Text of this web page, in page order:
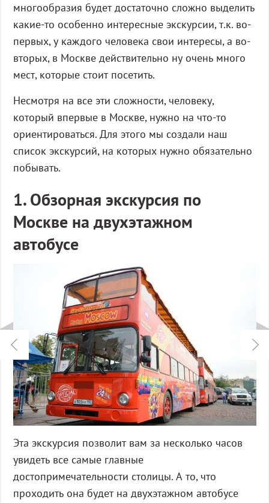
многообразия будет достаточно сложно выделить
какие-то особенно интересные экскурсии, т.к. во-
первых, у каждого человека свои интересы, а во-
вторых, в Москве действительно ну очень много
мест, которые стоит посетить.
Несмотря на все эти сложности, человеку,
который впервые в Москве, нужно на что-то
ориентироваться. Для этого мы создали наш
список экскурсий, на которых нужно обязательно
побывать.
1. Обзорная экскурсия по
Москве на двухэтажном
автобусе
Эта экскурсия позволит вам за несколько часов
увидеть все самые главные
достопримечательности столицы. А то, что
проходить она будет на двухэтажном автобусе